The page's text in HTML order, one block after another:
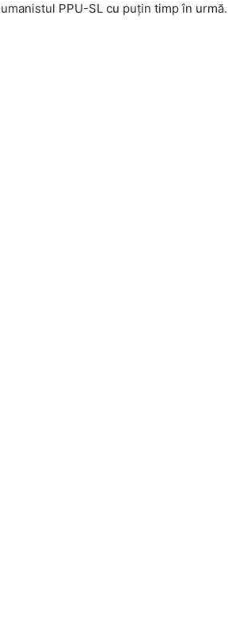
PPU-SL cu puțin timp în urmă.